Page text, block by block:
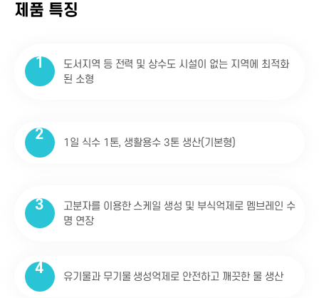
제품 특징
1
도서지역 등 전력 및 상수도 시설이 없는 지역에 최적화
된 소형
2
1일 식수 1톤, 생활용수 3톤 생산(기본형)
3
고분자를 이용한 스케일 생성 및 부식억제로 멤브레인 수
명 연장
4
유기물과 무기물 생성억제로 안전하고 깨끗한 물 생산